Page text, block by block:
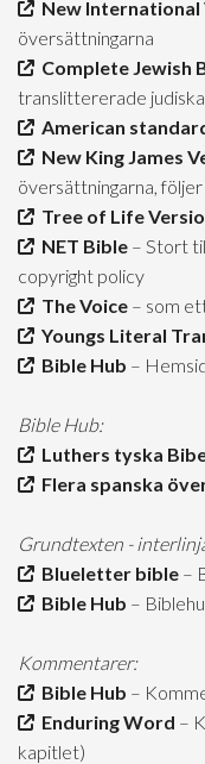
New International
översättningarna
Complete Jewish
translittererade
American
New King James
översättningarna,
Tree of Life
NET Bible – Stort
copyright policy
The Voice – som
Youngs Literal
Bible Hub –
Bible Hub:
Luthers tyska
Flera spanska
Grundtexten -
Blueletter bible –
Bible Hub –
Kommentarer:
Bible Hub –
Enduring Word –
kapitlet)